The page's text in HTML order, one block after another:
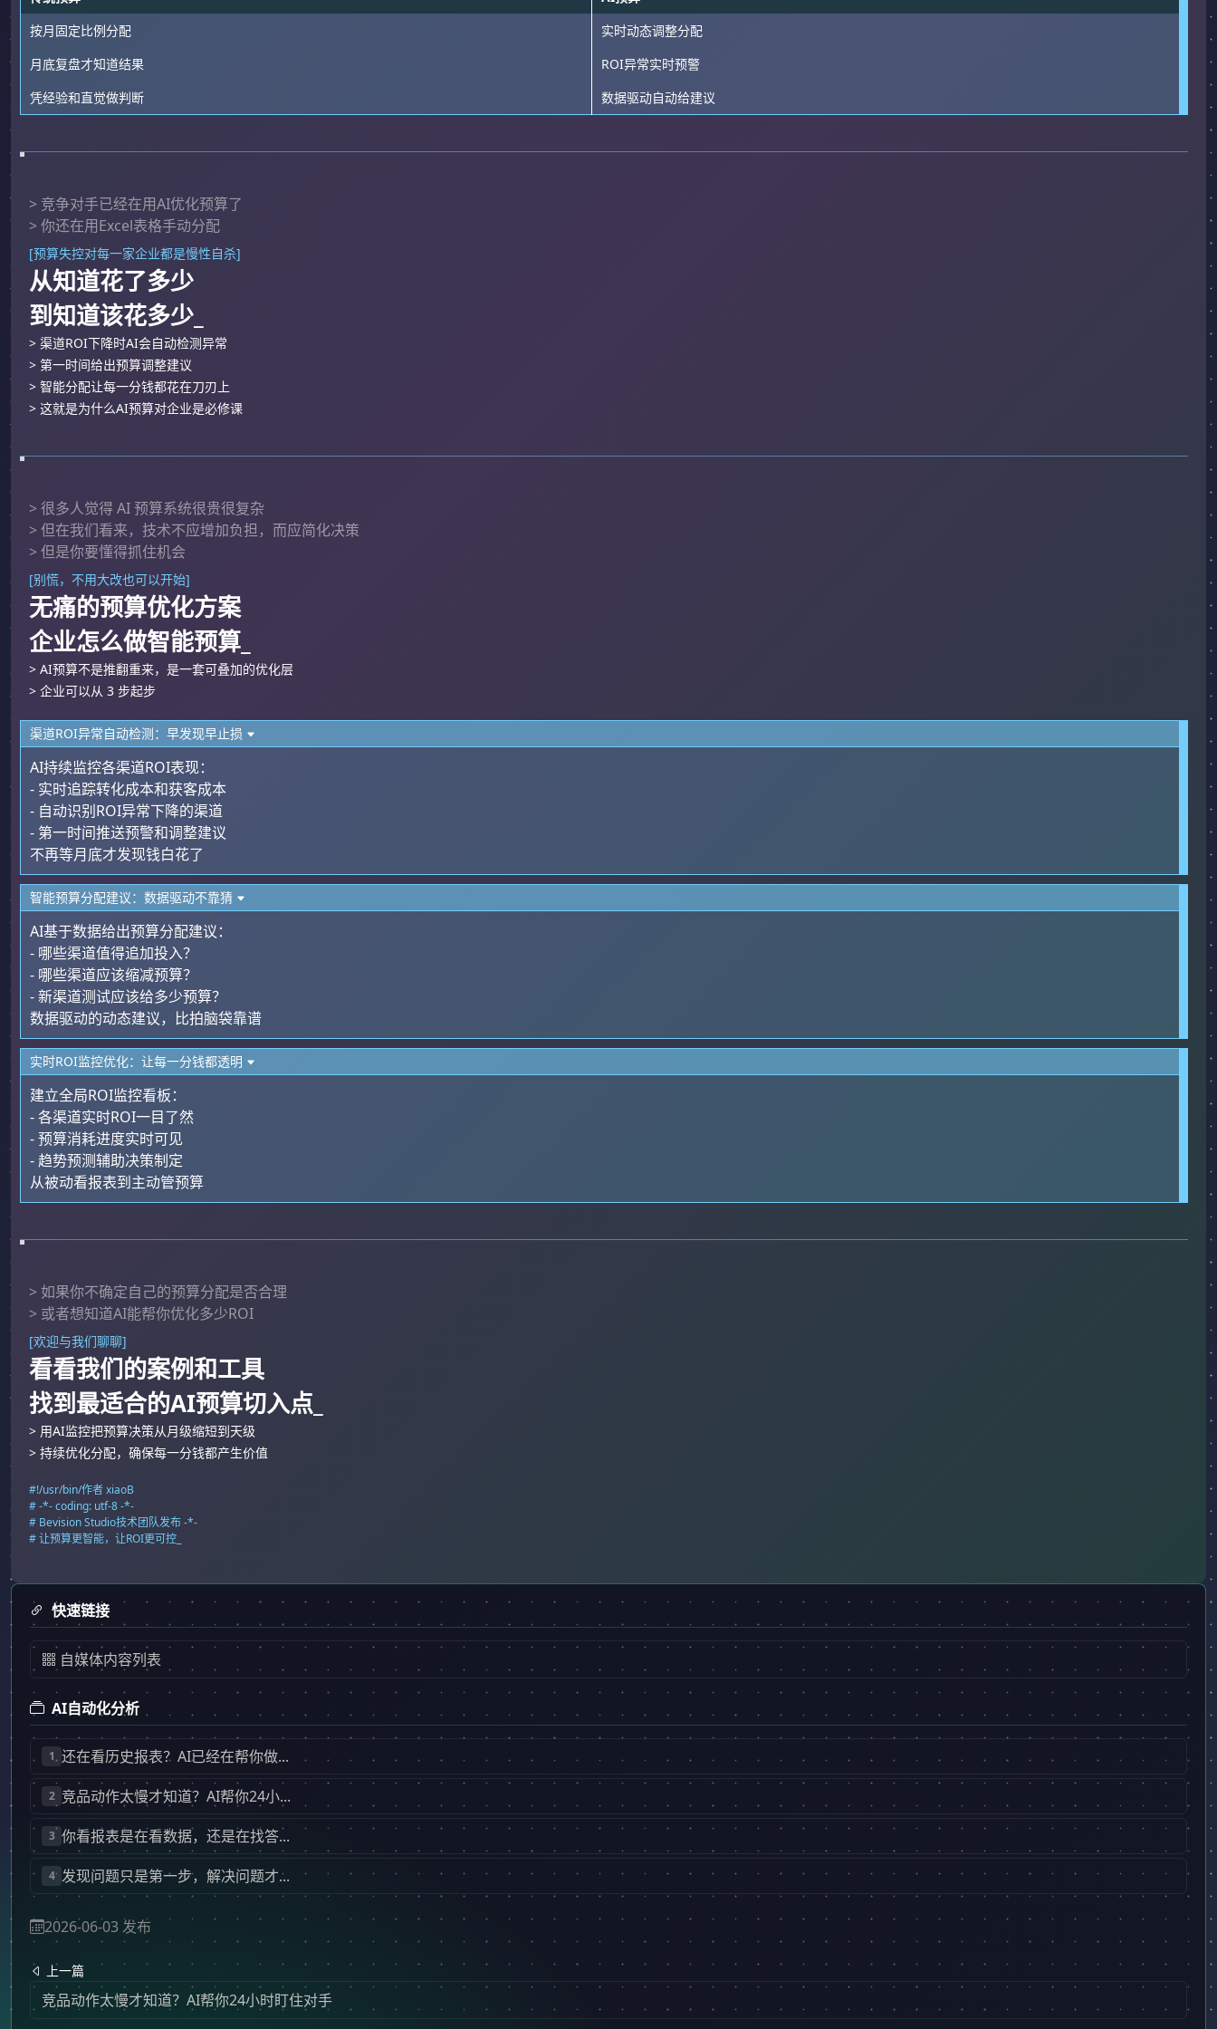
按月固定比例分配
实时动态调整分配
月底复盘才知道结果
ROI异常实时预警
凭经验和直觉做判断
数据驱动自动给建议
> 竞争对手已经在用AI优化预算了
> 你还在用Excel表格手动分配
[预算失控对每一家企业都是慢性自杀]
从知道花了多少
到知道该花多少_
> 渠道ROI下降时AI会自动检测异常
> 第一时间给出预算调整建议
> 智能分配让每一分钱都花在刀刃上
> 这就是为什么AI预算对企业是必修课
> 很多人觉得 AI 预算系统很贵很复杂
> 但在我们看来，技术不应增加负担，而应简化决策
> 但是你要懂得抓住机会
[别慌，不用大改也可以开始]
无痛的预算优化方案
企业怎么做智能预算_
> AI预算不是推翻重来，是一套可叠加的优化层
> 企业可以从 3 步起步
渠道ROI异常自动检测：早发现早止损
AI持续监控各渠道ROI表现：
- 实时追踪转化成本和获客成本
- 自动识别ROI异常下降的渠道
- 第一时间推送预警和调整建议
不再等月底才发现钱白花了
智能预算分配建议：数据驱动不靠猜
AI基于数据给出预算分配建议：
- 哪些渠道值得追加投入？
- 哪些渠道应该缩减预算？
- 新渠道测试应该给多少预算？
数据驱动的动态建议，比拍脑袋靠谱
实时ROI监控优化：让每一分钱都透明
建立全局ROI监控看板：
- 各渠道实时ROI一目了然
- 预算消耗进度实时可见
- 趋势预测辅助决策制定
从被动看报表到主动管预算
> 如果你不确定自己的预算分配是否合理
> 或者想知道AI能帮你优化多少ROI
[欢迎与我们聊聊]
看看我们的案例和工具
找到最适合的AI预算切入点_
> 用AI监控把预算决策从月级缩短到天级
> 持续优化分配，确保每一分钱都产生价值
#!/usr/bin/作者 xiaoB
# -*- coding: utf-8 -*-
# Bevision Studio技术团队发布 -*-
# 让预算更智能，让ROI更可控_
快速链接
自媒体内容列表
AI自动化分析
1 还在看历史报表？AI已经在帮你做...
2 竞品动作太慢才知道？AI帮你24小...
3 你看报表是在看数据，还是在找答...
4 发现问题只是第一步，解决问题才...
2026-06-03 发布
上一篇
竞品动作太慢才知道？AI帮你24小时盯住对手